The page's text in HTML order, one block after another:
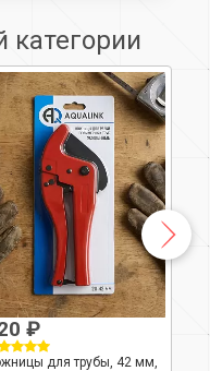
категории
₽
для трубы, 42 мм,